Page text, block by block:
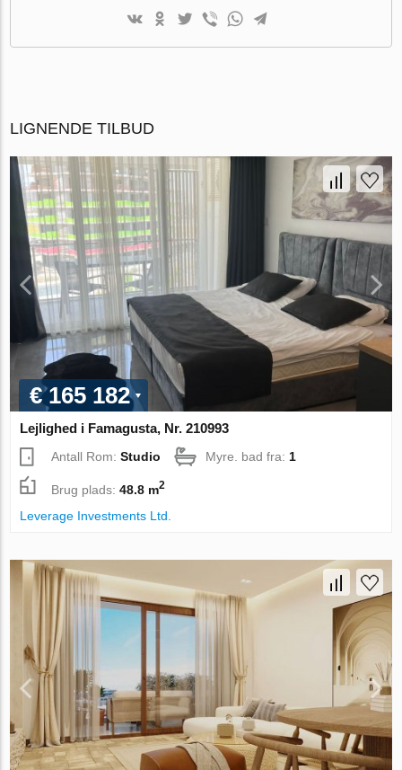
LIGNENDE TILBUD
€ 165 182
Lejlighed i Famagusta, Nr. 210993
Antall Rom:Studio Myre. bad fra: 1
Brug plads:48.8 m2
Leverage Investments Ltd.